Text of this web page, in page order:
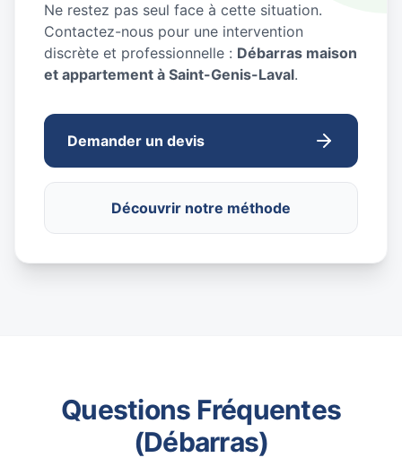
Ne restez pas seul face à cette situation.
Contactez-nous pour une intervention
discrète et professionnelle : Débarras maison
et appartement à Saint-Genis-Laval.
Demander un devis
Découvrir notre méthode
Questions Fréquentes
(Débarras)